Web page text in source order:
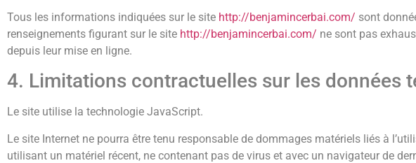
Tous les informations indiquées sur le site http://benjamincerbai.com/ sont
renseignements figurant sur le site http://benjamincerbai.com/ ne sont pas
depuis leur mise en ligne.
4. Limitations contractuelles sur les données
Le site utilise la technologie JavaScript.
Le site Internet ne pourra être tenu responsable de dommages matériels liés à
utilisant un matériel récent, ne contenant pas de virus et avec un navigateur de